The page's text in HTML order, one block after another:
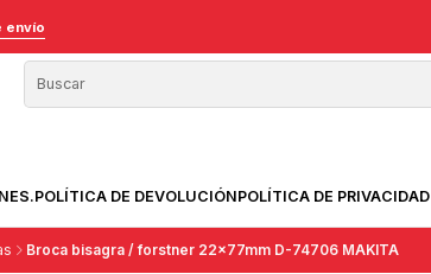
POLÍTICA DE DEVOLUCIÓNPOLÍTICA DE PRIVACIDAD
envío
Broca bisagra / forstner 22x77mm D-74706 MAKITA